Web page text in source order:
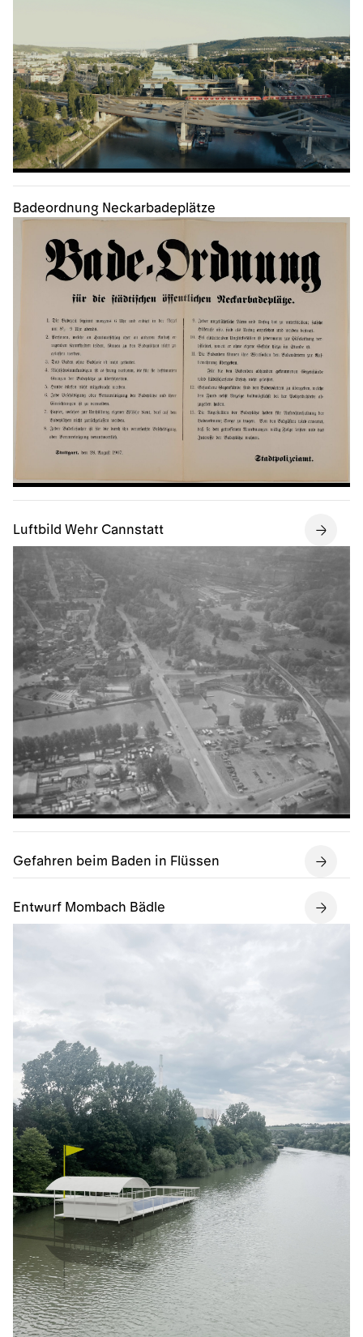
Badeordnung Neckarbadeplätze
Luftbild Wehr Cannstatt
Gefahren beim Baden in Flüssen
Entwurf Mombach Bädle